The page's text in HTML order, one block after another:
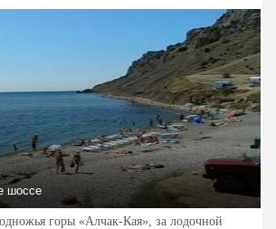
шоссе
горы «Алчак-Кая», за лодочной